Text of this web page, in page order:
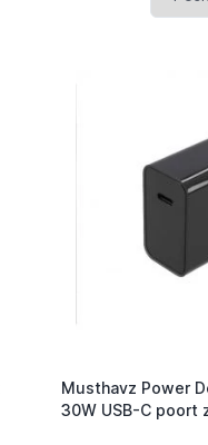
Musthavz Power
30W USB-C poort